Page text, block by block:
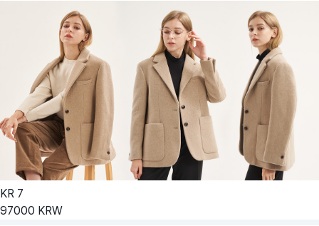
KR 7
97000 KRW